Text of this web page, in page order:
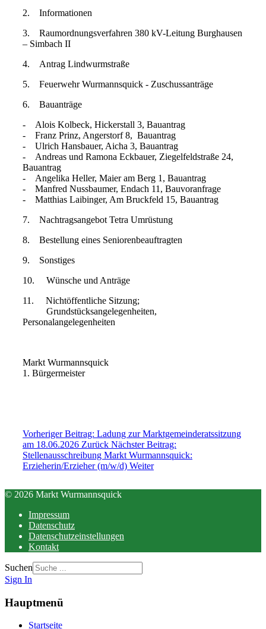
2. Informationen
3. Raumordnungsverfahren 380 kV-Leitung Burghausen
– Simbach II
4. Antrag Lindwurmstraße
5. Feuerwehr Wurmannsquick - Zuschussanträge
6. Bauanträge
- Alois Kolbeck, Hickerstall 3, Bauantrag
- Franz Prinz, Angerstorf 8, Bauantrag
- Ulrich Hansbauer, Aicha 3, Bauantrag
- Andreas und Ramona Eckbauer, Ziegelfeldstraße 24,
Bauantrag
- Angelika Heller, Maier am Berg 1, Bauantrag
- Manfred Nussbaumer, Endach 11, Bauvoranfrage
- Matthias Laibinger, Am Bruckfeld 15, Bauantrag
7. Nachtragsangebot Tetra Umrüstung
8. Bestellung eines Seniorenbeauftragten
9. Sonstiges
10. Wünsche und Anträge
11. Nichtöffentliche Sitzung;
Grundstücksangelegenheiten,
Personalangelegenheiten
Markt Wurmannsquick
1. Bürgermeister
Vorheriger Beitrag: Ladung zur Marktgemeinderatssitzung
am 18.06.2026 Zurück Nächster Beitrag:
Stellenausschreibung Markt Wurmannsquick:
Erzieherin/Erzieher (m/w/d) Weiter
© 2026 Markt Wurmannsquick
Impressum
Datenschutz
Datenschutzeinstellungen
Kontakt
Suchen
Sign In
Hauptmenü
Startseite